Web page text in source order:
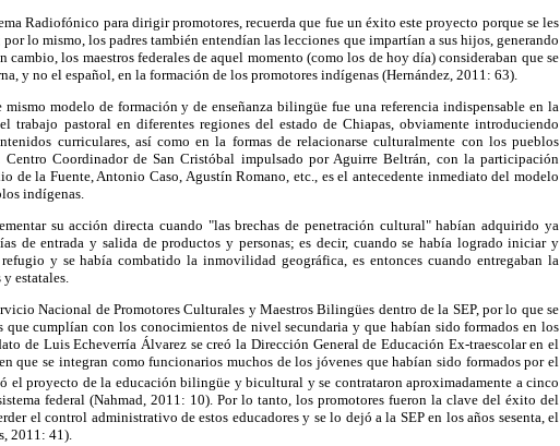
Radiofónico para dirigir promotores, recuerda que fue un éxito este proyecto porque se les
lo mismo, los padres también entendían las lecciones que impartían a sus hijos, generando
los maestros federales de aquel momento (como los de hoy día) consideraban que se
y no el español, en la formación de los promotores indígenas (Hernández, 2011: 63).
modelo de formación y de enseñanza bilingüe fue una referencia indispensable en la
trabajo pastoral en diferentes regiones del estado de Chiapas, obviamente introduciendo
curriculares, así como en la formas de relacionarse culturalmente con los pueblos
Coordinador de San Cristóbal impulsado por Aguirre Beltrán, con la participación
de la Fuente, Antonio Caso, Agustín Romano, etc., es el antecedente inmediato del modelo
indígenas.
su acción directa cuando "las brechas de penetración cultural" habían adquirido ya
de entrada y salida de productos y personas; es decir, cuando se había logrado iniciar y
y se había combatido la inmovilidad geográfica, es entonces cuando entregaban la
estatales.
Nacional de Promotores Culturales y Maestros Bilingües dentro de la SEP, por lo que se
que cumplían con los conocimientos de nivel secundaria y que habían sido formados en los
de Luis Echeverría Álvarez se creó la Dirección General de Educación Ex-traescolar en el
que se integran como funcionarios muchos de los jóvenes que habían sido formados por el
el proyecto de la educación bilingüe y bicultural y se contrataron aproximadamente a cinco
federal (Nahmad, 2011: 10). Por lo tanto, los promotores fueron la clave del éxito del
el control administrativo de estos educadores y se lo dejó a la SEP en los años sesenta, el
2011: 41).